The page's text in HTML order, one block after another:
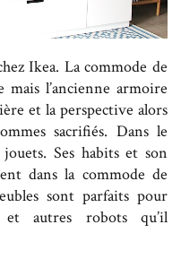
Ikea. La commode de
l’ancienne armoire
et la perspective alors
sacrifiés. Dans le
Ses habits et son
dans la commode de
sont parfaits pour
autres robots qu’il